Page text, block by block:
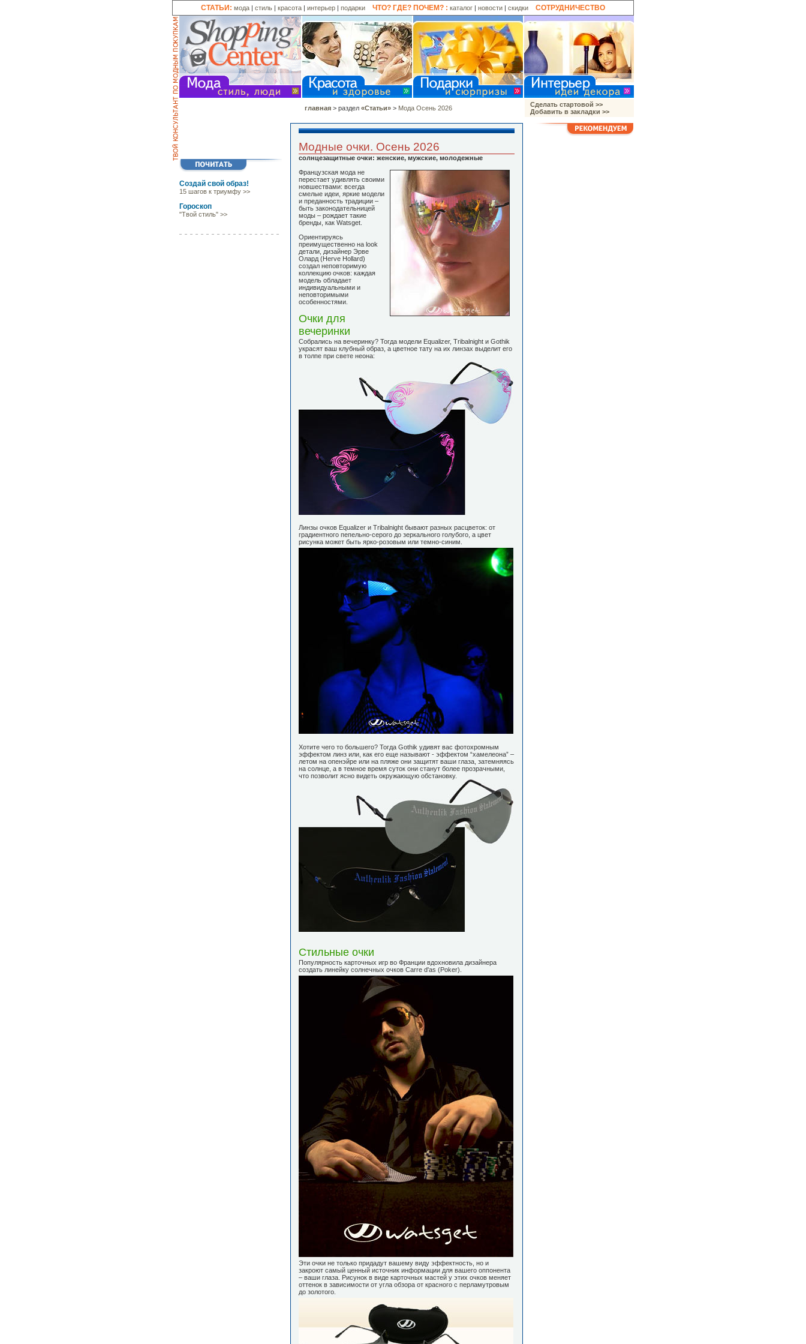
СТАТЬИ: мода | стиль | красота | интерьер | подарки ЧТО? ГДЕ? ПОЧЕМ? : каталог | новости | скидки СОТРУДНИЧЕСТВО
главная > раздел «Статьи» > Мода Осень 2026
Сделать стартовой >>
Добавить в закладки >>
Создай свой образ!
15 шагов к триумфу >>
Гороскоп
"Твой стиль" >>
Модные очки. Осень 2026
солнцезащитные очки: женские, мужские, молодежные
Французская мода не
перестает удивлять своими
новшествами: всегда
смелые идеи, яркие модели
и преданность традиции –
быть законодательницей
моды – рождает такие
бренды, как Watsget.
Ориентируясь
преимущественно на look
детали, дизайнер Эрве
Олард (Herve Hollard)
создал неповторимую
коллекцию очков: каждая
модель обладает
индивидуальными и
неповторимыми
особенностями.
Очки для
вечеринки
Собрались на вечеринку? Тогда модели Equalizer, Tribalnight и Gothik
украсят ваш клубный образ, а цветное тату на их линзах выделит его
в толпе при свете неона:
Линзы очков Equalizer и Tribalnight бывают разных расцветок: от
градиентного пепельно-серого до зеркального голубого, а цвет
рисунка может быть ярко-розовым или темно-синим.
Хотите чего то большего? Тогда Gothik удивят вас фотохромным
эффектом линз или, как его еще называют - эффектом “хамелеона” –
летом на опенэйре или на пляже они защитят ваши глаза, затемняясь
на солнце, а в темное время суток они станут более прозрачными,
что позволит ясно видеть окружающую обстановку.
Стильные очки
Популярность карточных игр во Франции вдохновила дизайнера
создать линейку солнечных очков Carre d'as (Poker).
Эти очки не только придадут вашему виду эффектность, но и
закроют самый ценный источник информации для вашего оппонента
– ваши глаза. Рисунок в виде карточных мастей у этих очков меняет
оттенок в зависимости от угла обзора от красного с перламутровым
до золотого.